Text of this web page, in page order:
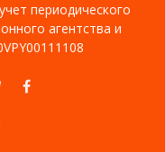
периодического
агентства и
Facebook